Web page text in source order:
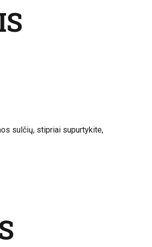
sulčių, stipriai supurtykite,